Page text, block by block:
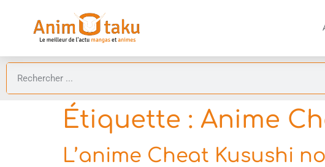
Étiquette : Anime
L’anime Cheat Kusushi